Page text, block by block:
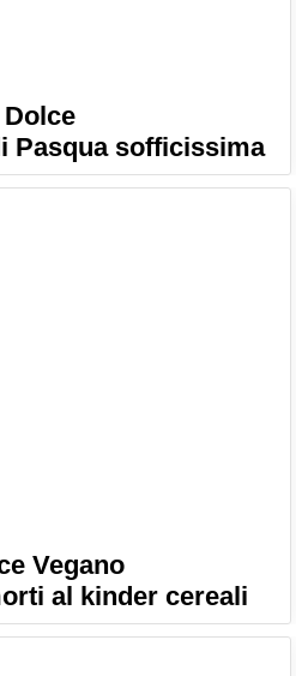
Dolce
Pasqua sofficissima
Vegano
al kinder cereali